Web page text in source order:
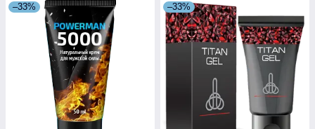
–33% –33%